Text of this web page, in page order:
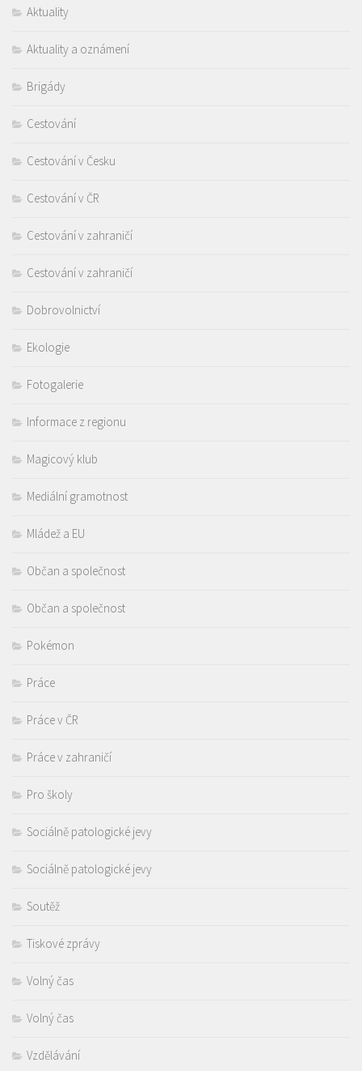
Aktuality
Aktuality a oznámení
Brigády
Cestování
Cestování v Česku
Cestování v ČR
Cestování v zahraničí
Cestování v zahraničí
Dobrovolnictví
Ekologie
Fotogalerie
Informace z regionu
Magicový klub
Mediální gramotnost
Mládež a EU
Občan a společnost
Občan a společnost
Pokémon
Práce
Práce v ČR
Práce v zahraničí
Pro školy
Sociálně patologické jevy
Sociálně patologické jevy
Soutěž
Tiskové zprávy
Volný čas
Volný čas
Vzdělávání